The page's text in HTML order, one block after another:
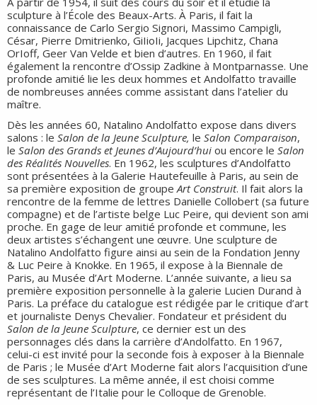
sculpture à l’École des Beaux-Arts. À Paris, il fait la
connaissance de Carlo Sergio Signori, Massimo Campigli,
César, Pierre Dmitrienko, GiIioIi, Jacques Lipchitz, Chana
OrIoff, Geer Van Velde et bien d’autres. En 1960, il fait
également la rencontre d’Ossip Zadkine à Montparnasse. Une
profonde amitié lie les deux hommes et Andolfatto travaille
de nombreuses années comme assistant dans l’atelier du
maître.
Dès les années 60, Natalino Andolfatto expose dans divers
salons : le Salon de la Jeune Sculpture, le Salon Comparaison,
le Salon des Grands et Jeunes d’Aujourd’hui ou encore le Salon
des Réalités Nouvelles. En 1962, les sculptures d’Andolfatto
sont présentées à la Galerie Hautefeuille à Paris, au sein de
sa première exposition de groupe Art Construit. Il fait alors la
rencontre de la femme de lettres Danielle Collobert (sa future
compagne) et de l’artiste belge Luc Peire, qui devient son ami
proche. En gage de leur amitié profonde et commune, les
deux artistes s’échangent une œuvre. Une sculpture de
Natalino Andolfatto figure ainsi au sein de la Fondation Jenny
& Luc Peire à Knokke. En 1965, il expose à la Biennale de
Paris, au Musée d’Art Moderne. L’année suivante, a lieu sa
première exposition personnelle à la galerie Lucien Durand à
Paris. La préface du catalogue est rédigée par le critique d’art
et journaliste Denys Chevalier. Fondateur et président du
Salon de la Jeune Sculpture, ce dernier est un des
personnages clés dans la carrière d’Andolfatto. En 1967,
celui-ci est invité pour la seconde fois à exposer à la Biennale
de Paris ; le Musée d’Art Moderne fait alors l’acquisition d’une
de ses sculptures. La même année, il est choisi comme
représentant de l’Italie pour le Colloque de Grenoble.